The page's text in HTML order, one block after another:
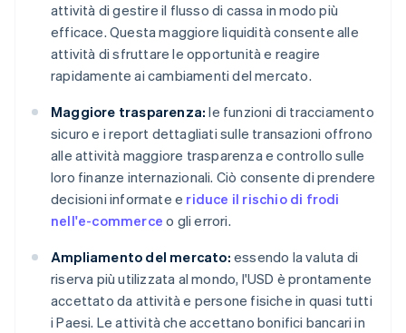
attività di gestire il flusso di cassa in modo più
efficace. Questa maggiore liquidità consente alle
attività di sfruttare le opportunità e reagire
rapidamente ai cambiamenti del mercato.
Maggiore trasparenza: le funzioni di tracciamento
sicuro e i report dettagliati sulle transazioni offrono
alle attività maggiore trasparenza e controllo sulle
loro finanze internazionali. Ciò consente di prendere
decisioni informate e riduce il rischio di frodi
nell'e-commerce o gli errori.
Ampliamento del mercato: essendo la valuta di
riserva più utilizzata al mondo, l'USD è prontamente
accettato da attività e persone fisiche in quasi tutti
i Paesi. Le attività che accettano bonifici bancari in